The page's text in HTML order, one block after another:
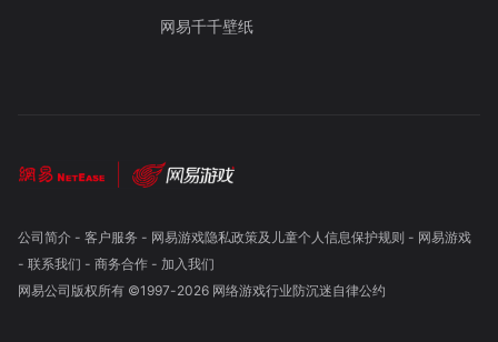
网易千千壁纸
公司简介- 客户服务 - 网易游戏隐私政策及儿童个人信息保护规则 - 网易游戏
- 联系我们 - 商务合作- 加入我们
网易公司版权所有 ©1997-2026 网络游戏行业防沉迷自律公约